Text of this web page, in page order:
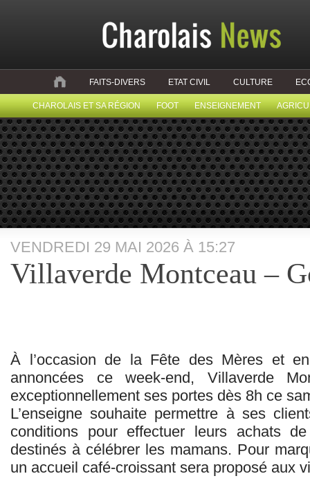
FAITS-DIVERS ETAT CIVIL CULTURE
CHAROLAIS ET SA RÉGION FOOT ENSEIGNEMENT
VENDREDI 29 MAI 2026 À 15:27
Villaverde Montceau –
À l’occasion de la Fête des Mères et
annoncées ce week-end, Villaverde
exceptionnellement ses portes dès 8h ce
L’enseigne souhaite permettre à ses
conditions pour effectuer leurs achats
destinés à célébrer les mamans. Pour
un accueil café-croissant sera proposé aux